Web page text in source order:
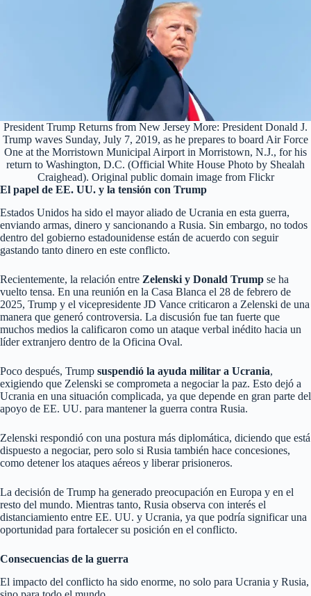
President Trump Returns from New Jersey More: President Donald J.
Trump waves Sunday, July 7, 2019, as he prepares to board Air Force
One at the Morristown Municipal Airport in Morristown, N.J., for his
return to Washington, D.C. (Official White House Photo by Shealah
Craighead). Original public domain image from Flickr
El papel de EE. UU. y la tensión con Trump
Estados Unidos ha sido el mayor aliado de Ucrania en esta guerra,
enviando armas, dinero y sancionando a Rusia. Sin embargo, no todos
dentro del gobierno estadounidense están de acuerdo con seguir
gastando tanto dinero en este conflicto.
Recientemente, la relación entre Zelenski y Donald Trump se ha
vuelto tensa. En una reunión en la Casa Blanca el 28 de febrero de
2025, Trump y el vicepresidente JD Vance criticaron a Zelenski de una
manera que generó controversia. La discusión fue tan fuerte que
muchos medios la calificaron como un ataque verbal inédito hacia un
líder extranjero dentro de la Oficina Oval.
Poco después, Trump suspendió la ayuda militar a Ucrania,
exigiendo que Zelenski se comprometa a negociar la paz. Esto dejó a
Ucrania en una situación complicada, ya que depende en gran parte del
apoyo de EE. UU. para mantener la guerra contra Rusia.
Zelenski respondió con una postura más diplomática, diciendo que está
dispuesto a negociar, pero solo si Rusia también hace concesiones,
como detener los ataques aéreos y liberar prisioneros.
La decisión de Trump ha generado preocupación en Europa y en el
resto del mundo. Mientras tanto, Rusia observa con interés el
distanciamiento entre EE. UU. y Ucrania, ya que podría significar una
oportunidad para fortalecer su posición en el conflicto.
Consecuencias de la guerra
El impacto del conflicto ha sido enorme, no solo para Ucrania y Rusia,